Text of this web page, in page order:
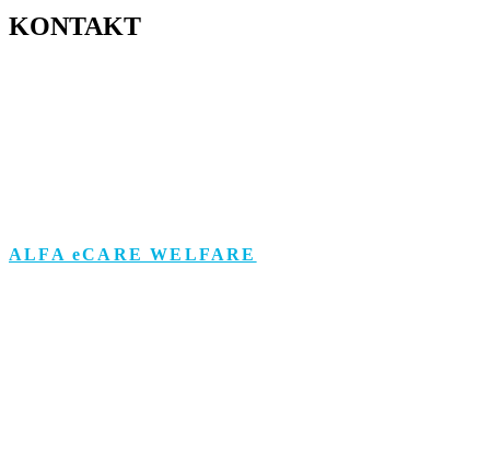
KONTAKT
ALFA eCARE WELFARE